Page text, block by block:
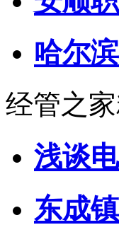
哈尔
经管之
浅谈
东成